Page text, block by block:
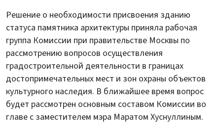
Решение о необходимости присвоения зданию
статуса памятника архитектуры приняла рабочая
группа Комиссии при правительстве Москвы по
рассмотрению вопросов осуществления
градостроительной деятельности в границах
достопримечательных мест и зон охраны объектов
культурного наследия. В ближайшее время вопрос
будет рассмотрен основным составом Комиссии во
главе с заместителем мэра Маратом Хуснуллиным.